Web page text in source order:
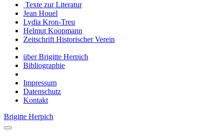
Texte zur Literatur
Jean Houel
Lydia Kron-Treu
Helmut Koopmann
Zeitschrift Historischer Verein
über Brigitte Herpich
Bibliographie
Impressum
Datenschutz
Kontakt
Brigitte Herpich